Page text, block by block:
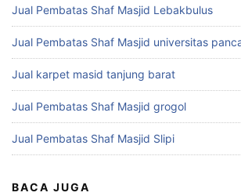
Jual Pembatas Shaf Masjid Lebakbulus
Jual Pembatas Shaf Masjid universitas
Jual karpet masid tanjung barat
Jual Pembatas Shaf Masjid grogol
Jual Pembatas Shaf Masjid Slipi
BACA JUGA